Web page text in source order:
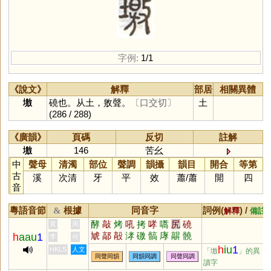
字例: 1/1
《說文》 解釋 部居
相關異體
墽
磽也。从土，敫聲。
〔口交切〕
(286 / 288)
土
《廣韻》 頁碼 反切
註解
墽
146
苦幺
中
古
音
聲母 清濁 部位 聲調 韻攝 韻目 開合
等第
溪
次清 牙 平 效 蕭/蕭 開 四
粵語音節 & 根據 同音字 詞例(解釋) / 備註
haau1
黃 周 酵 敲 烤 吼 拷 哮 嚆 尻 磽
虓 鄗 毃 涍 礉 髇 庨 髜 髐
骹 墝 嗃 痚 猇 頝 烋 灱 嘐
踍 穘 窙
李
何
HKLS
人文
同聲同韻 同韻同調 同聲同調
「墽 hiu1 」的異
讀字